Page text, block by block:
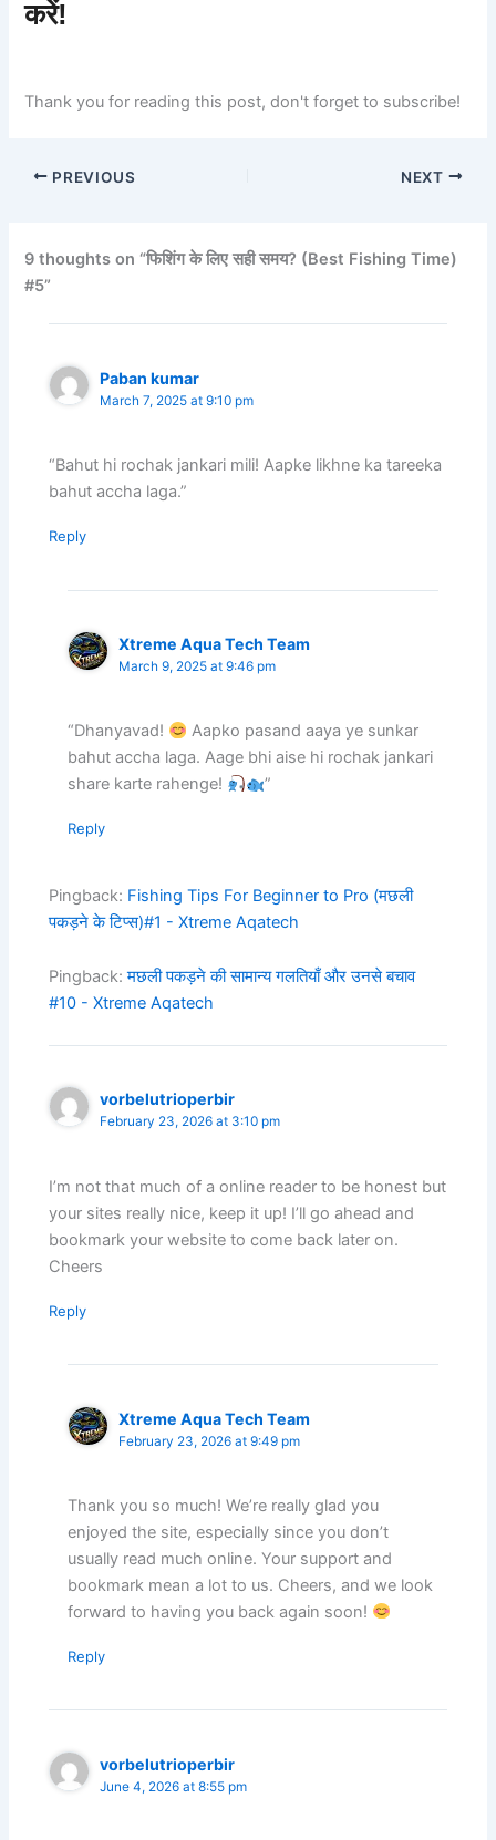
करें!
Thank you for reading this post, don't forget to subscribe!
PREVIOUS NEXT
9 thoughts on “फिशिंग के लिए सही समय? (Best Fishing Time)
#5”
Paban kumar
March 7, 2025 at 9:10 pm
“Bahut hi rochak jankari mili! Aapke likhne ka tareeka
bahut accha laga.”
Reply
Xtreme Aqua Tech Team
March 9, 2025 at 9:46 pm
“Dhanyavad!
Aapko pasand aaya ye sunkar
bahut accha laga. Aage bhi aise hi rochak jankari
share karte rahenge!
”
Reply
Pingback: Fishing Tips For Beginner to Pro (मछली
पकड़ने के टिप्स)#1 - Xtreme Aqatech
Pingback:मछली पकड़ने की सामान्य गलतियाँ और उनसे बचाव
#10 - Xtreme Aqatech
vorbelutrioperbir
February 23, 2026 at 3:10 pm
I’m not that much of a online reader to be honest but
your sites really nice, keep it up! I’ll go ahead and
bookmark your website to come back later on.
Cheers
Reply
Xtreme Aqua Tech Team
February 23, 2026 at 9:49 pm
Thank you so much! We’re really glad you
enjoyed the site, especially since you don’t
usually read much online. Your support and
bookmark mean a lot to us. Cheers, and we look
forward to having you back again soon!
Reply
vorbelutrioperbir
June 4, 2026 at 8:55 pm